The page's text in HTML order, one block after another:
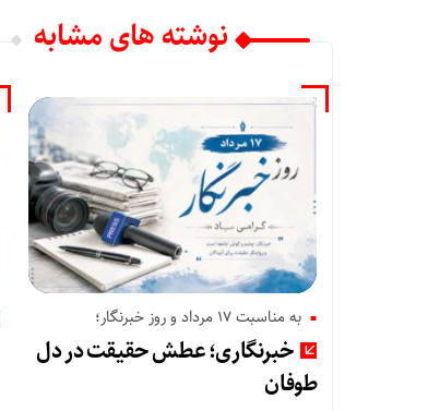
نوشته های مشابه
به مناسبت 17 مرداد و روز خبرنگار؛
خبرنگاری؛ عطش حقیقت در دل
طوفان